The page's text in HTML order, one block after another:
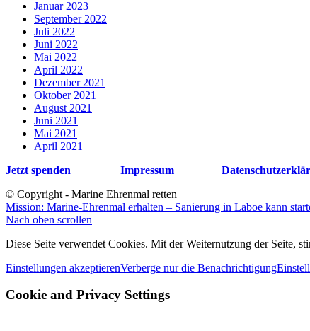
Januar 2023
September 2022
Juli 2022
Juni 2022
Mai 2022
April 2022
Dezember 2021
Oktober 2021
August 2021
Juni 2021
Mai 2021
April 2021
Jetzt spenden
Impressum
© Copyright - Marine Ehrenmal retten
Mission: Marine-Ehrenmal erhalten – Sanierung in Laboe kann
Nach oben scrollen
Diese Seite verwendet Cookies. Mit der Weiternutzung der Seite,
Einstellungen akzeptierenVerberge nur die Benachrichtigung
Cookie and Privacy Settings